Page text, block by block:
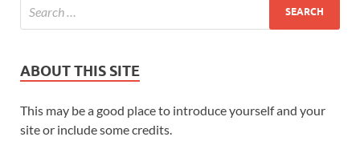
ABOUT THIS SITE
This may be a good place to introduce yourself and your
site or include some credits.